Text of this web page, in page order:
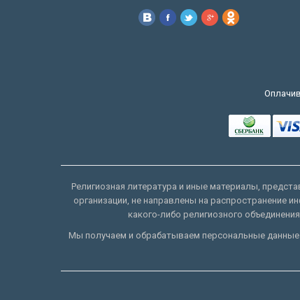
Религиозная литература и иные материалы,
организации, не направлены на распространение
какого-либо религиозного
Мы получаем и обрабатываем персональные данные